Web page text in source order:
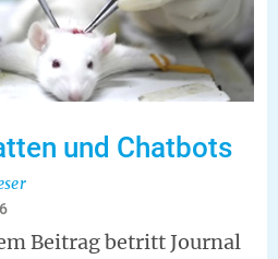
und Chatbots
Beitrag betritt Journal